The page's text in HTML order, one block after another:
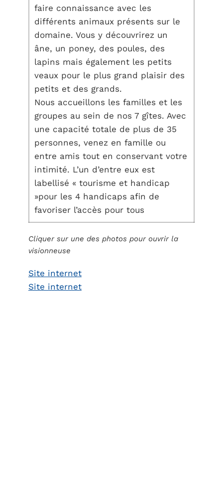
faire connaissance avec les
différents animaux présents sur le
domaine. Vous y découvrirez un
âne, un poney, des poules, des
lapins mais également les petits
veaux pour le plus grand plaisir des
petits et des grands.
Nous accueillons les familles et les
groupes au sein de nos 7 gîtes. Avec
une capacité totale de plus de 35
personnes, venez en famille ou
entre amis tout en conservant votre
intimité. L’un d’entre eux est
labellisé « tourisme et handicap
»pour les 4 handicaps afin de
favoriser l’accès pour tous
Cliquer sur une des photos pour ouvrir la
visionneuse
Site internet
Site internet